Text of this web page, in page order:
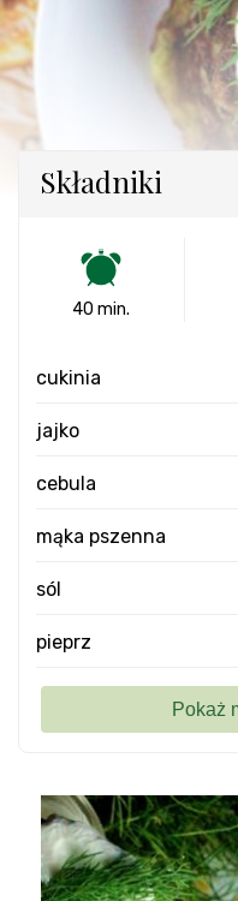
Składniki
40 min.
cukinia
jajko
cebula
mąka pszenna
sól
pieprz